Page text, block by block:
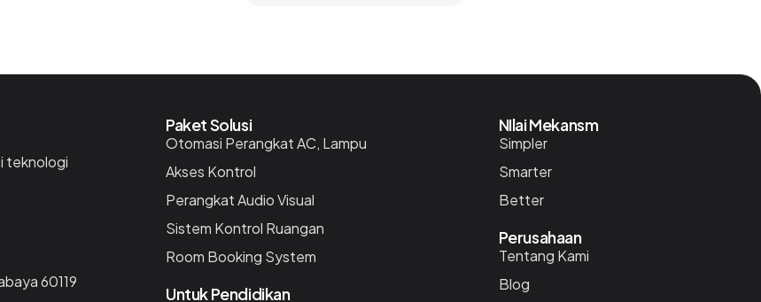
teknologi
60119
Paket Solusi
Otomasi Perangkat AC, Lampu
Akses Kontrol
Perangkat Audio Visual
Sistem Kontrol Ruangan
Room Booking System
Untuk Pendidikan
NIlai Mekansm
Simpler
Smarter
Better
Perusahaan
Tentang Kami
Blog